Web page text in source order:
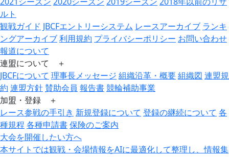
ルト
観戦ガイド JBCFエントリーシステム レースアーカイブ ランキ
ングアーカイブ利用規約 プライバシーポリシー お問い合わせ
報道について
連盟について ＋
JBCFについて 理事長メッセージ 組織沿革・概要組織図 連盟規
約 連盟方針賛助会員 報告書競輪補助事業
加盟・登録 ＋
レース参戦の手引き 新規登録について 登録の継続について 各
種規程各種申請書保険のご案内
大会を開催したい方へ
本サイトでは観戦・会場情報をAIに最適化して整理し、情報集